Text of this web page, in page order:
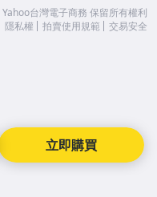
立即購買
Yahoo台灣電子商務 保留所有權利
隱私權 拍賣使用規範 交易安全